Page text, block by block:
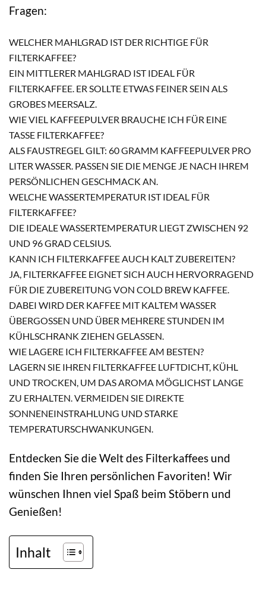
Fragen:
WELCHER MAHLGRAD IST DER RICHTIGE FÜR
FILTERKAFFEE?
EIN MITTLERER MAHLGRAD IST IDEAL FÜR
FILTERKAFFEE. ER SOLLTE ETWAS FEINER SEIN ALS
GROBES MEERSALZ.
WIE VIEL KAFFEEPULVER BRAUCHE ICH FÜR EINE
TASSE FILTERKAFFEE?
ALS FAUSTREGEL GILT: 60 GRAMM KAFFEEPULVER PRO
LITER WASSER. PASSEN SIE DIE MENGE JE NACH IHREM
PERSÖNLICHEN GESCHMACK AN.
WELCHE WASSERTEMPERATUR IST IDEAL FÜR
FILTERKAFFEE?
DIE IDEALE WASSERTEMPERATUR LIEGT ZWISCHEN 92
UND 96 GRAD CELSIUS.
KANN ICH FILTERKAFFEE AUCH KALT ZUBEREITEN?
JA, FILTERKAFFEE EIGNET SICH AUCH HERVORRAGEND
FÜR DIE ZUBEREITUNG VON COLD BREW KAFFEE.
DABEI WIRD DER KAFFEE MIT KALTEM WASSER
ÜBERGOSSEN UND ÜBER MEHRERE STUNDEN IM
KÜHLSCHRANK ZIEHEN GELASSEN.
WIE LAGERE ICH FILTERKAFFEE AM BESTEN?
LAGERN SIE IHREN FILTERKAFFEE LUFTDICHT, KÜHL
UND TROCKEN, UM DAS AROMA MÖGLICHST LANGE
ZU ERHALTEN. VERMEIDEN SIE DIREKTE
SONNENEINSTRAHLUNG UND STARKE
TEMPERATURSCHWANKUNGEN.
Entdecken Sie die Welt des Filterkaffees und
finden Sie Ihren persönlichen Favoriten! Wir
wünschen Ihnen viel Spaß beim Stöbern und
Genießen!
Inhalt